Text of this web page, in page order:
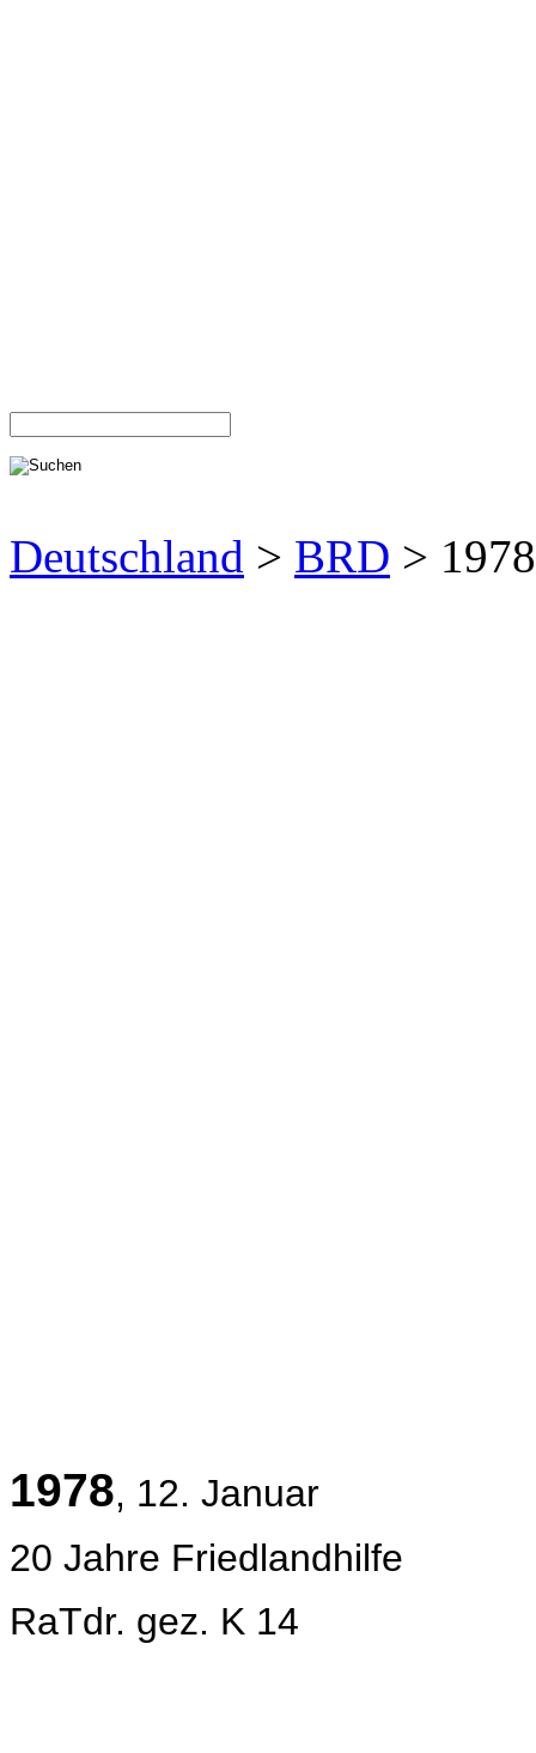
Deutschland > BRD >
1978, 12. Januar
20 Jahre Friedlandhilfe
RaTdr. gez. K 14